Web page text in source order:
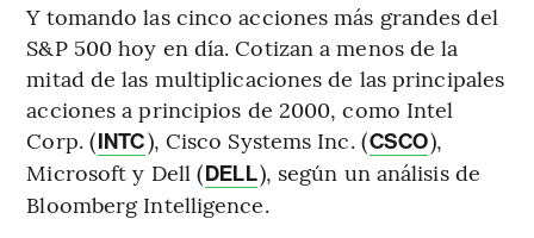
Y tomando las cinco acciones más grandes del
S&P 500 hoy en día. Cotizan a menos de la
mitad de las multiplicaciones de las principales
acciones a principios de 2000, como Intel
Corp. (INTC), Cisco Systems Inc. (CSCO),
Microsoft y Dell (DELL), según un análisis de
Bloomberg Intelligence.